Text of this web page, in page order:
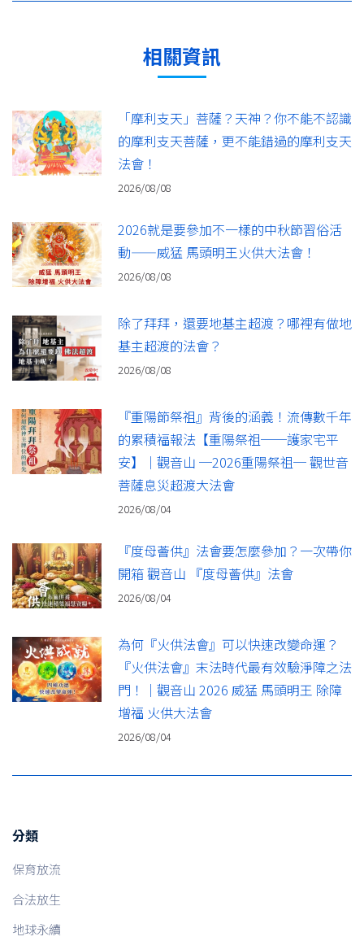
相關資訊
「摩利支天」菩薩？天神？你不能不認識
的摩利支天菩薩，更不能錯過的摩利支天
法會！
2026/08/08
2026就是要參加不一樣的中秋節習俗活
動——威猛 馬頭明王火供大法會！
2026/08/08
除了拜拜，還要地基主超渡？哪裡有做地
基主超渡的法會？
2026/08/08
『重陽節祭祖』背後的涵義！流傳數千年
的累積福報法【重陽祭祖──護家宅平
安】｜觀音山 ─2026重陽祭祖─ 觀世音
菩薩息災超渡大法會
2026/08/04
『度母薈供』法會要怎麼參加？一次帶你
開箱 觀音山 『度母薈供』法會
2026/08/04
為何『火供法會』可以快速改變命運？
『火供法會』末法時代最有效驗淨障之法
門！｜觀音山 2026 威猛 馬頭明王 除障
增福 火供大法會
2026/08/04
分類
保育放流
合法放生
地球永續